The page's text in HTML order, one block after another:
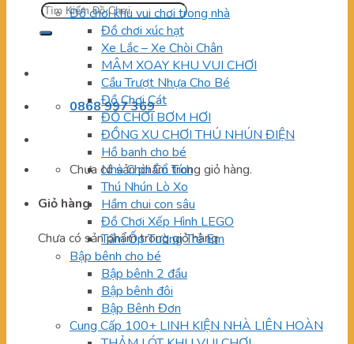
Tìm
kiếm:
0868 997 369
Chưa có sản phẩm trong giỏ hàng.
Giỏ hàng
Chưa có sản phẩm trong giỏ hàng.
Đồ chơi khu vui chơi trong nhà
Đồ chơi xúc hạt
Xe Lắc – Xe Chòi Chân
MÂM XOAY KHU VUI CHƠI
Cầu Trượt Nhựa Cho Bé
Đồ Chơi Cát
ĐỒ CHƠI BƠM HƠI
ĐỒNG XU CHƠI THÚ NHÚN ĐIỆN
Hồ banh cho bé
Nhà Chòi Cổ Tích
Thú Nhún Lò Xo
Hầm chui con sâu
Đồ Chơi Xếp Hình LEGO
Tấm Ốp Tường Trẻ Em
Bập bênh cho bé
Bập bênh 2 đầu
Bập bênh đôi
Bập Bênh Đơn
Cung Cấp 100+ LINH KIỆN NHÀ LIÊN HOÀN